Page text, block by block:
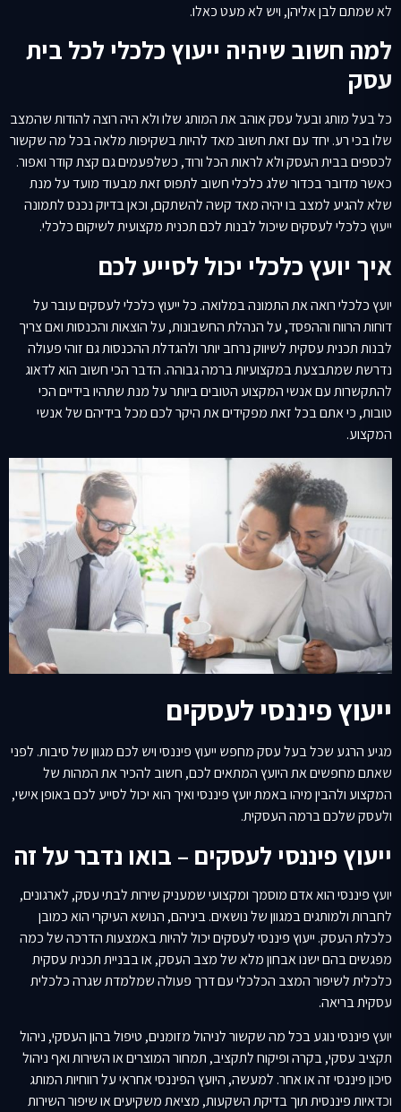
לא שמתם לבן אליהן, ויש לא מעט כאלו.
למה חשוב שיהיה ייעוץ כלכלי לכל בית
עסק
כל בעל מותג ובעל עסק אוהב את המותג שלו ולא היה רוצה להודות שהמצב
שלו בכי רע. יחד עם זאת חשוב מאד להיות בשקיפות מלאה בכל מה שקשור
לכספים בבית העסק ולא לראות הכל ורוד, כשלפעמים גם קצת קודר ואפור.
כאשר מדובר בכדור שלג כלכלי חשוב לתפוס זאת מבעוד מועד על מנת
שלא להגיע למצב בו יהיה מאד קשה להשתקם, וכאן בדיוק נכנס לתמונה
ייעוץ כלכלי לעסקים שיכול לבנות לכם תכנית מקצועית לשיקום כלכלי.
איך יועץ כלכלי יכול לסייע לכם
יועץ כלכלי רואה את התמונה במלואה. כל ייעוץ כלכלי לעסקים עובר על
דוחות הרווח וההפסד, על הנהלת החשבונות, על הוצאות והכנסות ואם צריך
לבנות תכנית עסקית לשיווק נרחב יותר ולהגדלת ההכנסות גם זוהי פעולה
נדרשת שמתבצעת במקצועיות ברמה גבוהה. הדבר הכי חשוב הוא לדאוג
להתקשרות עם אנשי המקצוע הטובים ביותר על מנת שתהיו בידיים הכי
טובות, כי אתם בכל זאת מפקידים את היקר לכם מכל בידיהם של אנשי
המקצוע.
ייעוץ פיננסי לעסקים
מגיע הרגע שכל בעל עסק מחפש ייעוץ פיננסי ויש לכם מגוון של סיבות. לפני
שאתם מחפשים את היועץ המתאים לכם, חשוב להכיר את המהות של
המקצוע ולהבין מיהו באמת יועץ פיננסי ואיך הוא יכול לסייע לכם באופן אישי,
ולעסק שלכם ברמה העסקית.
ייעוץ פיננסי לעסקים – בואו נדבר על זה
יועץ פיננסי הוא אדם מוסמך ומקצועי שמעניק שירות לבתי עסק, לארגונים,
לחברות ולמותגים במגוון של נושאים. ביניהם, הנושא העיקרי הוא כמובן
כלכלת העסק. ייעוץ פיננסי לעסקים יכול להיות באמצעות הדרכה של כמה
מפגשים בהם ישנו אבחון מלא של מצב העסק, או בבניית תכנית עסקית
כלכלית לשיפור המצב הכלכלי עם דרך פעולה שמלמדת שגרה כלכלית
עסקית בריאה.
יועץ פיננסי נוגע בכל מה שקשור לניהול מזומנים, טיפול בהון העסקי, ניהול
תקציב עסקי, בקרה ופיקוח לתקציב, תמחור המוצרים או השירות ואף ניהול
סיכון פיננסי זה או אחר. למעשה, היועץ הפיננסי אחראי על רווחיות המותג
וכדאיות פיננסית תוך בדיקת השקעות, מציאת משקיעים או שיפור השירות